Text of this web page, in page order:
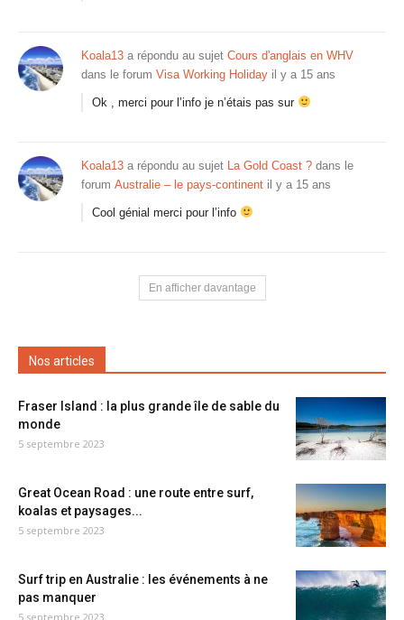
Koala13 a répondu au sujet Cours d'anglais en WHV
dans le forum Visa Working Holiday il y a 15 ans
Ok , merci pour l’info je n’étais pas sur
Koala13 a répondu au sujet La Gold Coast ? dans le
forum Australie – le pays-continent il y a 15 ans
Cool génial merci pour l’info
En afficher davantage
Nos articles
Fraser Island : la plus grande île de sable du
monde
5 septembre 2023
Great Ocean Road : une route entre surf,
koalas et paysages...
5 septembre 2023
Surf trip en Australie : les événements à ne
pas manquer
5 septembre 2023